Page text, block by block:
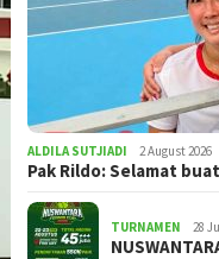
ALDILA SUTJIADI 2 August 2026
Pak Rildo: Selamat
TURNAMEN 28